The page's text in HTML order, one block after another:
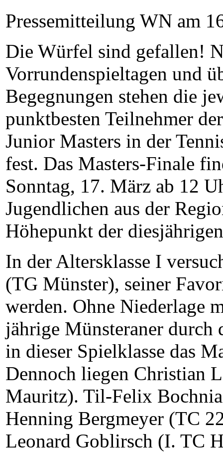
Pressemitteilung WN am
Die Würfel sind gefallen!
Vorrundenspieltagen und
Begegnungen stehen die
punktbesten Teilnehmer
Junior Masters in der
fest. Das Masters-Finale
Sonntag, 17. März ab 12
Jugendlichen aus der
Höhepunkt der
In der Altersklasse I
(TG Münster), seiner
werden. Ohne Niederlage
jährige Münsteraner durch
in dieser Spielklasse das
Dennoch liegen Christian
Mauritz). Til-Felix
Henning Bergmeyer (TC
Leonard Goblirsch (I. TC